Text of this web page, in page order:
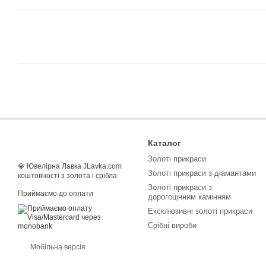
💎 Ювелірна Лавка JLavka.com
коштовності з золота і срібла
Приймаємо до оплати
Мобільна версія
Каталог
Золоті прикраси
Золоті прикраси з діамантами
Золоті прикраси з
дорогоцінним камінням
Ексклюзивні золоті прикраси
Срібні вироби